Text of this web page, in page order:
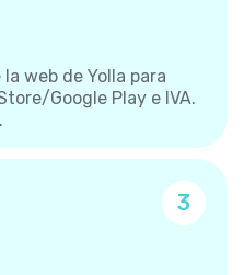
web de Yolla para
Google Play e IVA.
3